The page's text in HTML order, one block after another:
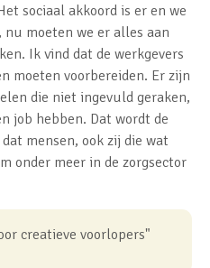
sociaal akkoord is er en we
moeten we er alles aan
Ik vind dat de werkgevers
moeten voorbereiden. Er zijn
die niet ingevuld geraken,
job hebben. Dat wordt de
mensen, ook zij die wat
onder meer in de zorgsector
creatieve voorlopers"